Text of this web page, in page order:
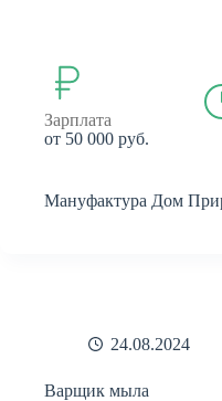
Зарплата
от 50 000 руб.
Мануфактура Дом
24.08.2024
Варщик мыла